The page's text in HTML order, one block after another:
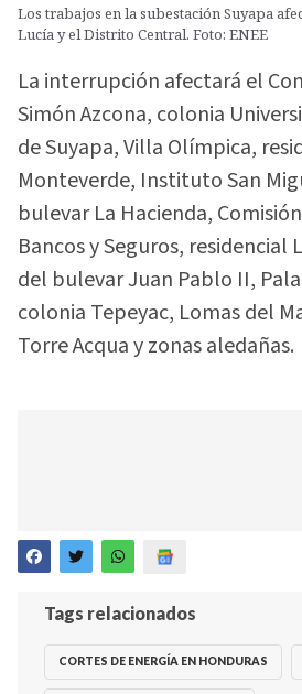
Los trabajos en la subestación Suyapa
Lucía y el Distrito Central. Foto: ENEE
La interrupción afectará el
Simón Azcona, colonia
de Suyapa, Villa Olímpica,
Monteverde, Instituto San
bulevar La Hacienda,
Bancos y Seguros, residencial
del bulevar Juan Pablo II,
colonia Tepeyac, Lomas del
Torre Acqua y zonas aledañas.
Tags relacionados
CORTES DE ENERGÍA EN HONDURAS